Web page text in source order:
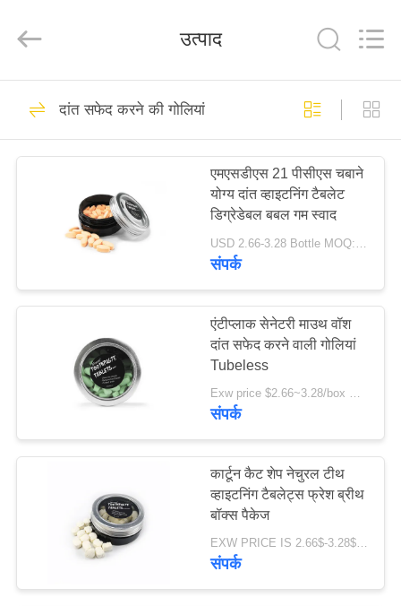
उत्पादों
बारे
कारखाना
करें
CARE
CENTER.
ओरल केयर टूथपेस्ट
150
दांत सफेद करने वाले
टूथपेस्ट
58
फलों का स्वाद टूथपेस्ट
उत्पाद
दांत सफेद करने की गोलियां
एमएसडीएस 21 पीसीएस चबाने
योग्य दांत व्हाइटनिंग टैबलेट
डिग्रेडेबल बबल गम स्वाद
USD 2.66-3.28 Bottle MOQ:150 बोतलें
संपर्क
एंटीप्लाक सेनेटरी माउथ वॉश
दांत सफेद करने वाली गोलियां
Tubeless
Exw price $2.66~3.28/box MOQ:5000 बक्से
संपर्क
कार्टून कैट शेप नेचुरल टीथ
व्हाइटनिंग टैबलेट्स फ्रेश ब्रीथ
बॉक्स पैकेज
EXW PRICE IS 2.66$-3.28$/BOTTLE MOQ:60 पीसी * 100 बॉक्स
संपर्क